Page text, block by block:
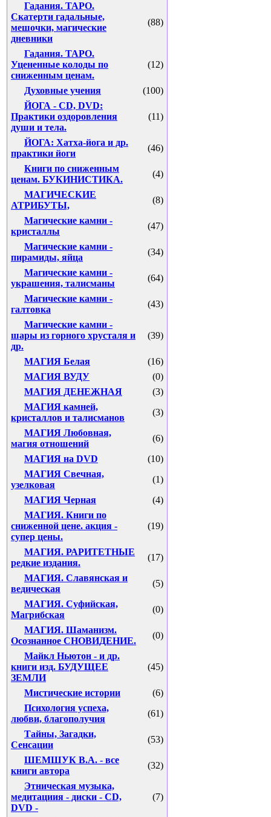
Гадания. ТАРО.
Скатерти гадальные,
мешочки, магические
дневники
(88)
Гадания. ТАРО.
Уцененные колоды по
сниженным ценам.
(12)
Духовные учения
(100)
ЙОГА - CD, DVD:
Практики оздоровления
души и тела.
(11)
ЙОГА: Хатха-йога и др.
практики йоги
(46)
Книги по сниженным
ценам. БУКИНИСТИКА.
(4)
МАГИЧЕСКИЕ
АТРИБУТЫ,
(8)
Магические камни -
кристаллы
(47)
Магические камни -
пирамиды, яйца
(34)
Магические камни -
украшения, талисманы
(64)
Магические камни -
галтовка
(43)
Магические камни -
шары из горного хрусталя и
др.
(39)
МАГИЯ Белая
(16)
МАГИЯ ВУДУ
(0)
МАГИЯ ДЕНЕЖНАЯ
(3)
МАГИЯ камней,
кристаллов и талисманов
(3)
МАГИЯ Любовная,
магия отношений
(6)
МАГИЯ на DVD
(10)
МАГИЯ Свечная,
узелковая
(1)
МАГИЯ Черная
(4)
МАГИЯ. Книги по
сниженной цене. акция -
супер цены.
(19)
МАГИЯ. РАРИТЕТНЫЕ
редкие издания.
(17)
МАГИЯ. Славянская и
ведическая
(5)
МАГИЯ. Суфийская,
Магрибская
(0)
МАГИЯ. Шаманизм.
Осознанное СНОВИДЕНИЕ.
(0)
Майкл Ньютон - и др.
книги изд. БУДУЩЕЕ
ЗЕМЛИ
(45)
Мистические истории
(6)
Психология успеха,
любви, благополучия
(61)
Тайны, Загадки,
Сенсации
(53)
ШЕМШУК В.А. - все
книги автора
(32)
Этническая музыка,
медитациия - диски - CD,
DVD -
(7)